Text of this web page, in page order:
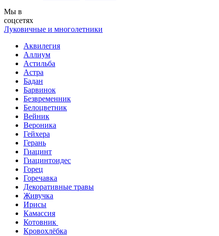
Мы в
соцсетях
Луковичные и многолетники
Аквилегия
Аллиум
Астильба
Астра
Бадан
Барвинок
Безвременник
Белоцветник
Вейник
Вероника
Гейхера
Герань
Гиацинт
Гиацинтоидес
Горец
Горечавка
Декоративные травы
Живучка
Ирисы
Камассия
Котовник
Кровохлёбка